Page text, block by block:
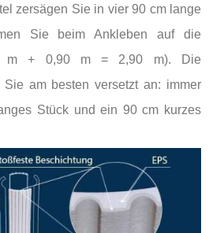
zersägen Sie in vier 90 cm lange
Sie beim Ankleben auf die
m + 0,90 m = 2,90 m). Die
Sie am besten versetzt an: immer
Stück und ein 90 cm kurzes